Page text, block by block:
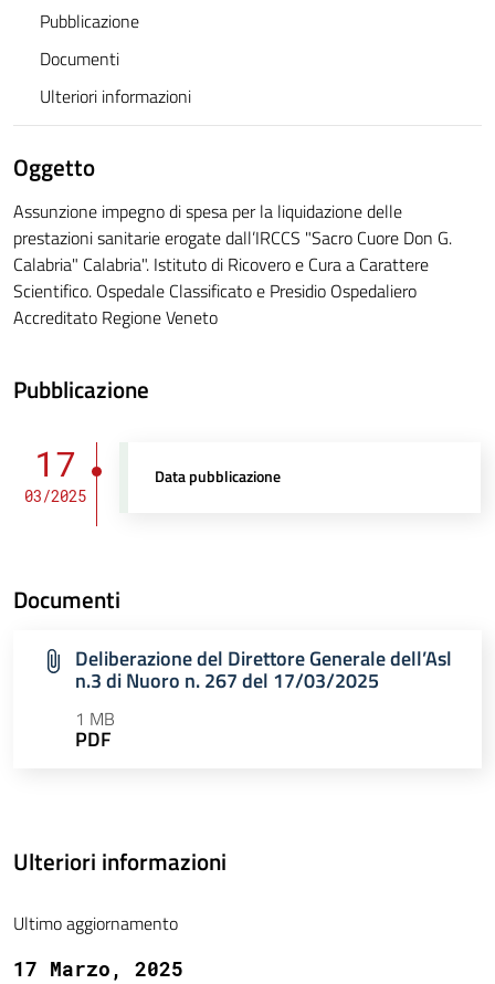
Pubblicazione
Documenti
Ulteriori informazioni
Oggetto
Assunzione impegno di spesa per la liquidazione delle
prestazioni sanitarie erogate dall’IRCCS "Sacro Cuore Don G.
Calabria" Calabria". Istituto di Ricovero e Cura a Carattere
Scientifico. Ospedale Classificato e Presidio Ospedaliero
Accreditato Regione Veneto
Pubblicazione
17
03/2025
Data pubblicazione
Documenti
Deliberazione del Direttore Generale dell’Asl
n.3 di Nuoro n. 267 del 17/03/2025
1 MB
PDF
Ulteriori informazioni
Ultimo aggiornamento
17 Marzo, 2025